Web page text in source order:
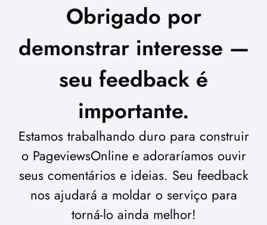
Obrigado por
demonstrar interesse —
seu feedback é
importante.
Estamos trabalhando duro para construir
o PageviewsOnline e adoraríamos ouvir
seus comentários e ideias. Seu feedback
nos ajudará a moldar o serviço para
torná-lo ainda melhor!